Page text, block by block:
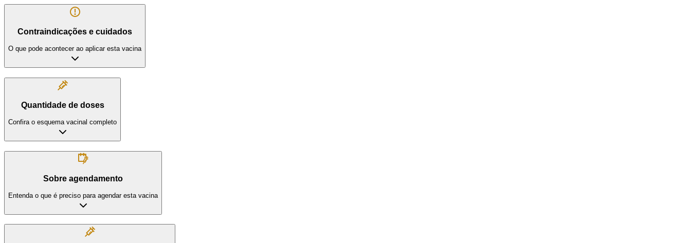
Contraindicações e cuidados
O que pode acontecer ao aplicar esta vacina
Quantidade de doses
Confira o esquema vacinal completo
Sobre agendamento
Entenda o que é preciso para agendar esta vacina